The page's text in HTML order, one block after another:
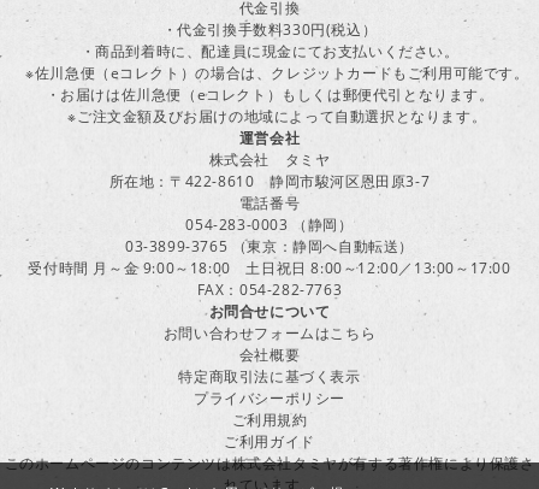
代金引換
・代金引換手数料330円(税込）
・商品到着時に、配達員に現金にてお支払いください。
※佐川急便（eコレクト）の場合は、クレジットカードもご利用可能です。
・お届けは佐川急便（eコレクト）もしくは郵便代引となります。
※ご注文金額及びお届けの地域によって自動選択となります。
運営会社
株式会社 タミヤ
所在地：〒422-8610 静岡市駿河区恩田原3-7
電話番号
054-283-0003 （静岡）
03-3899-3765 （東京：静岡へ自動転送）
受付時間 月～金 9:00～18:00 土日祝日 8:00～12:00／13:00～17:00
FAX：054-282-7763
お問合せについて
お問い合わせフォームはこちら
会社概要
特定商取引法に基づく表示
プライバシーポリシー
ご利用規約
ご利用ガイド
このホームページのコンテンツは株式会社タミヤが有する著作権により保護さ
れています。